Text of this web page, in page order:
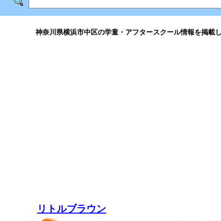
神奈川県横浜市中区の学童・アフタースクール情報を掲載し
リトルブラウン